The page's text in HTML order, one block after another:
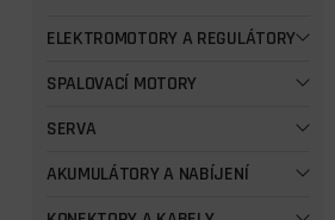
ELEKTROMOTORY A REGULÁTORY
SPALOVACÍ MOTORY
SERVA
AKUMULÁTORY A NABÍJENÍ